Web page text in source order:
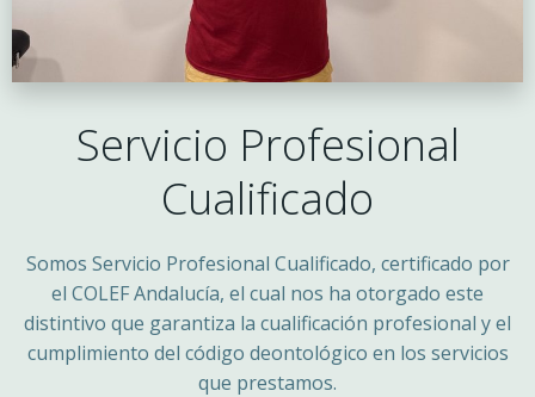
Servicio Profesional
Cualificado
Somos Servicio Profesional Cualificado, certificado por
el COLEF Andalucía, el cual nos ha otorgado este
distintivo que garantiza la cualificación profesional y el
cumplimiento del código deontológico en los servicios
que prestamos.